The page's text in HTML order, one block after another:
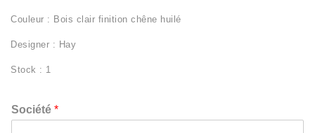
Couleur : Bois clair finition chêne huilé
Designer : Hay
Stock : 1
Société *